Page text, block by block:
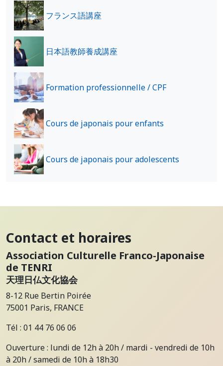
フランス語講座
日本語教師養成講座
Formation professionnelle / CPF
Cours de japonais pour enfants
Cours de japonais pour adolescents
Contact et horaires
Association Culturelle Franco-Japonaise
de TENRI
天理日仏文化協会
8-12 Rue Bertin Poirée
75001 Paris, FRANCE
Tél : 01 44 76 06 06
Ouverture : lundi de 12h à 20h / mardi - vendredi de 10h
à 20h / samedi de 10h à 18h30